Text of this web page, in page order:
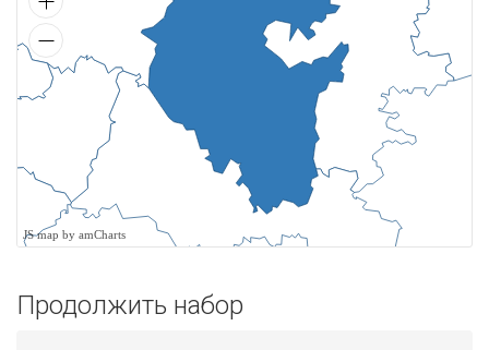
JS map by amCharts
Продолжить набор